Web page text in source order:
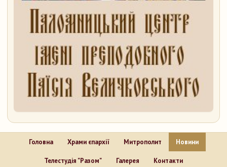
Головна Храми єпархії Митрополит Новини
Телестудія "Разом" Галерея Контакти